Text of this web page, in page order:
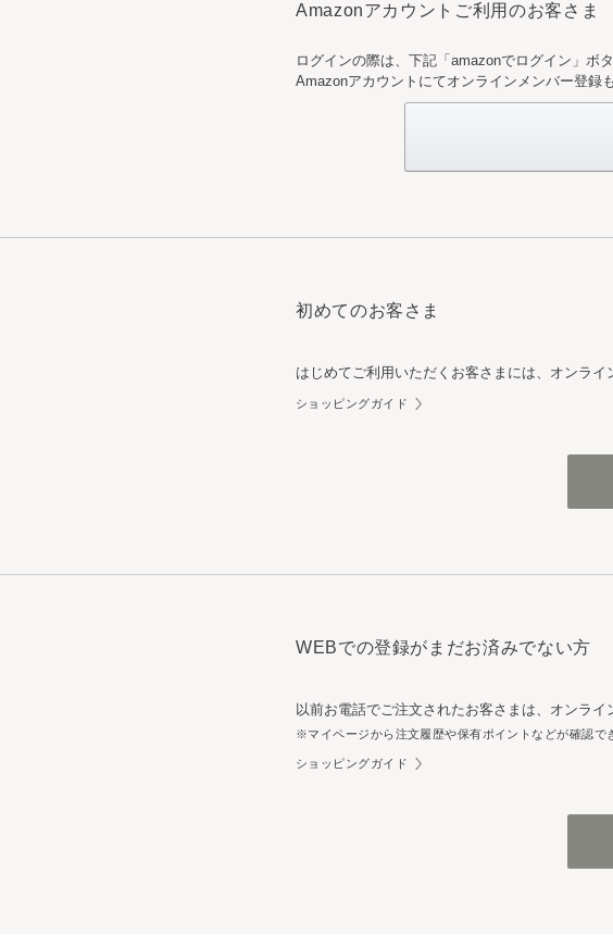
Amazonアカウントご利用のお客さま
ログインの際は、下記「amazonでログイン」ボ
Amazonアカウントにてオンラインメンバー登録
初めてのお客さま
はじめてご利用いただくお客さまには、オンラ
ショッピングガイド
WEBでの登録がまだお済みでない方
以前お電話でご注文されたお客さまは、オンライ
※マイページから注文履歴や保有ポイントなどが確認で
ショッピングガイド